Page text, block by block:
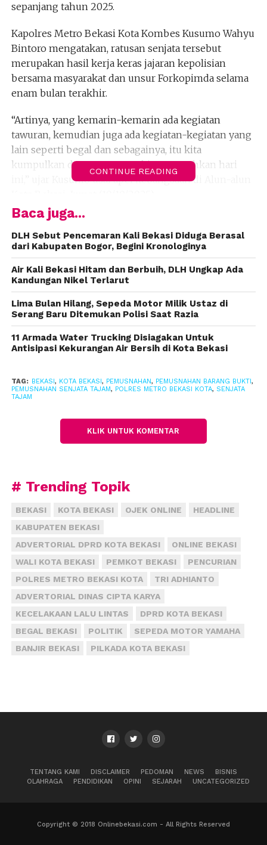
sepanjang tahun 2025.
Kapolres Metro Bekasi Kota Kombes Kusumo Wahyu
Bintoro mengatakan, ratusan senjata tersebut
merupakan hasil kerja keras jajaran kepolisian
bersama masyarakat dan unsur Forkopimda selama
enam bulan terakhir.
“Artinya, yang kemarin-kemarin ada kegiatan
tawuran, kemudian juga ada kegiatan-kegiatan yang
lain seperti begal dan sebagainya, itu kita
kumpulkan dan sama-sama kita musnahkan hari
ini,” ujar Kusumo usai apel kebangsaan di Alun-alun
Kusumo menjelaskan, seluruh barang bukti tersebut
dikumpulkan dalam kurun waktu sekitar enam
bulan selama masa kepemimpinannya di Polres
Metro Bekasi Kota.
Kegiatan tersebut, kata dia, tidak terlepas dari
dukungan Pemerintah Kota Bekasi serta unsur TNI
dari Kodim setempat.
“Kegiatan preventif terus kami tingkatkan, namun
pelanggaran. Siapa yang berani berbuat, harus
bertanggung jawab,” tegasnya.
Ia berharap, pemusnahan ini menjadi momentum
bagi seluruh pihak untuk terus menjaga
bersama. Jadi segenap komponen masyarakat harus
ikut berperan untuk menciptakan rasa aman di
lingkungan kita,” pungkas Kusumo.
CONTINUE READING
Baca juga...
DLH Sebut Pencemaran Kali Bekasi Diduga Berasal
dari Kabupaten Bogor, Begini Kronologinya
Air Kali Bekasi Hitam dan Berbuih, DLH Ungkap Ada
Kandungan Nikel Terlarut
Lima Bulan Hilang, Sepeda Motor Milik Ustaz di
Serang Baru Ditemukan Polisi Saat Razia
11 Armada Water Trucking Disiagakan Untuk
Antisipasi Kekurangan Air Bersih di Kota Bekasi
TAG: BEKASI , KOTA BEKASI , PEMUSNAHAN, PEMUSNAHAN BARANG BUKTI ,
PEMUSNAHAN SENJATA TAJAM, POLRES METRO BEKASI KOTA, SENJATA
TAJAM
KLIK UNTUK KOMENTAR
# Trending Topik
BEKASI KOTA BEKASI OJEK ONLINE
HEADLINE
KABUPATEN BEKASI
ADVERTORIAL DPRD KOTA BEKASI
ONLINE BEKASI
WALI KOTA BEKASI
PEMKOT BEKASI
PENCURIAN
POLRES METRO BEKASI KOTA
TRI ADHIANTO
ADVERTORIAL DINAS CIPTA KARYA
KECELAKAAN LALU LINTAS
DPRD KOTA BEKASI
BEGAL BEKASI
POLITIK
SEPEDA MOTOR YAMAHA
BANJIR BEKASI
PILKADA KOTA BEKASI
TENTANG KAMI DISCLAIMER PEDOMAN NEWS
BISNIS
OLAHRAGA
PENDIDIKAN OPINI SEJARAH UNCATEGORIZED
Copyright © 2018 Onlinebekasi.com - All Rights Reserved